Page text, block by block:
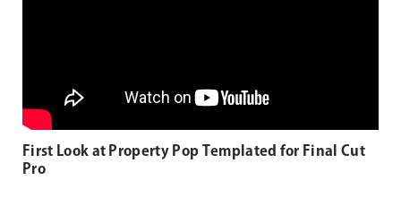
First Look at Property Pop Templated for Final Cut
Pro